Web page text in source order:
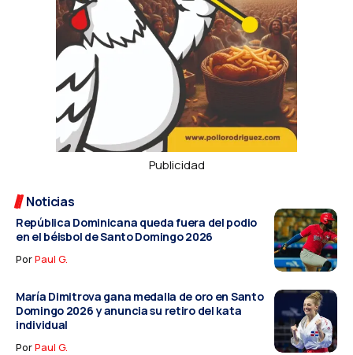
Publicidad
Noticias
República Dominicana queda fuera del podio
en el béisbol de Santo Domingo 2026
PorPaul G.
María Dimitrova gana medalla de oro en Santo
Domingo 2026 y anuncia su retiro del kata
individual
PorPaul G.